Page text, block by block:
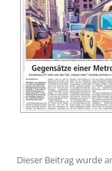
Dieser Beitrag wurde